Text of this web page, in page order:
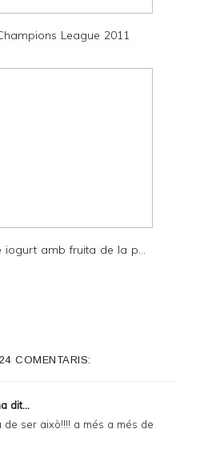
League 2011
iogurt amb fruita de la p...
24 COMENTARIS:
dit...
de ser això!!!! a més a més de